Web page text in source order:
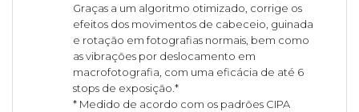
Graças a um algoritmo otimizado, corrige os
efeitos dos movimentos de cabeceio, guinada
e rotação em fotografias normais, bem como
as vibrações por deslocamento em
macrofotografia, com uma eficácia de até 6
stops de exposição.*
* Medido de acordo com os padrões CIPA